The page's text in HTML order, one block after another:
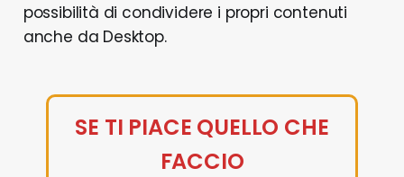
possibilità di condividere i propri contenuti
anche da Desktop.
SE TI PIACE QUELLO CHE
FACCIO